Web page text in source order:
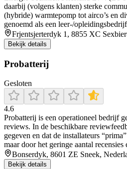
daarbij (volgens klanten) sterke
(hybride) warmtepomp tot airco’s en
genoemd als een leer-/
Frjentsjerterdyk 1, 8855 XC
Bekijk details
Probatterij
Gesloten
4.6
Probatterij is een operationeel bedrijf
reviews. In de beschikbare
gegeven en dat de installateurs
maar door het geringe aantal
Bonserdyk, 8601 ZE Sneek,
Bekijk details